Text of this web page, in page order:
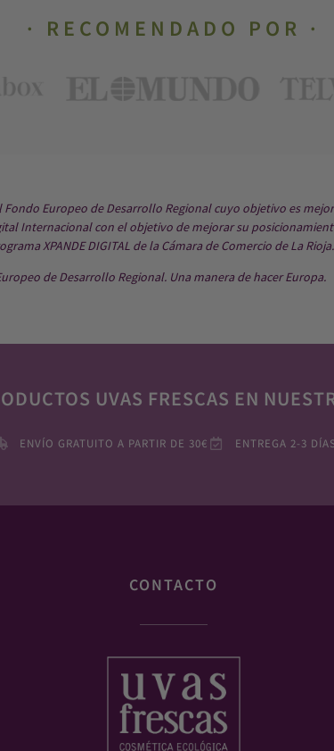
RECOMENDADO POR
Fondo Europeo de Desarrollo Regional cuyo objetivo es
Internacional con el objetivo de mejorar su
XPANDE DIGITAL de la Cámara de Comercio de La Rioja.
de Desarrollo Regional. Una manera de hacer Europa.
UVAS FRESCAS EN
ENVÍO GRATUITO A PARTIR DE 30€ ENTREGA 2-3
CONTACTO